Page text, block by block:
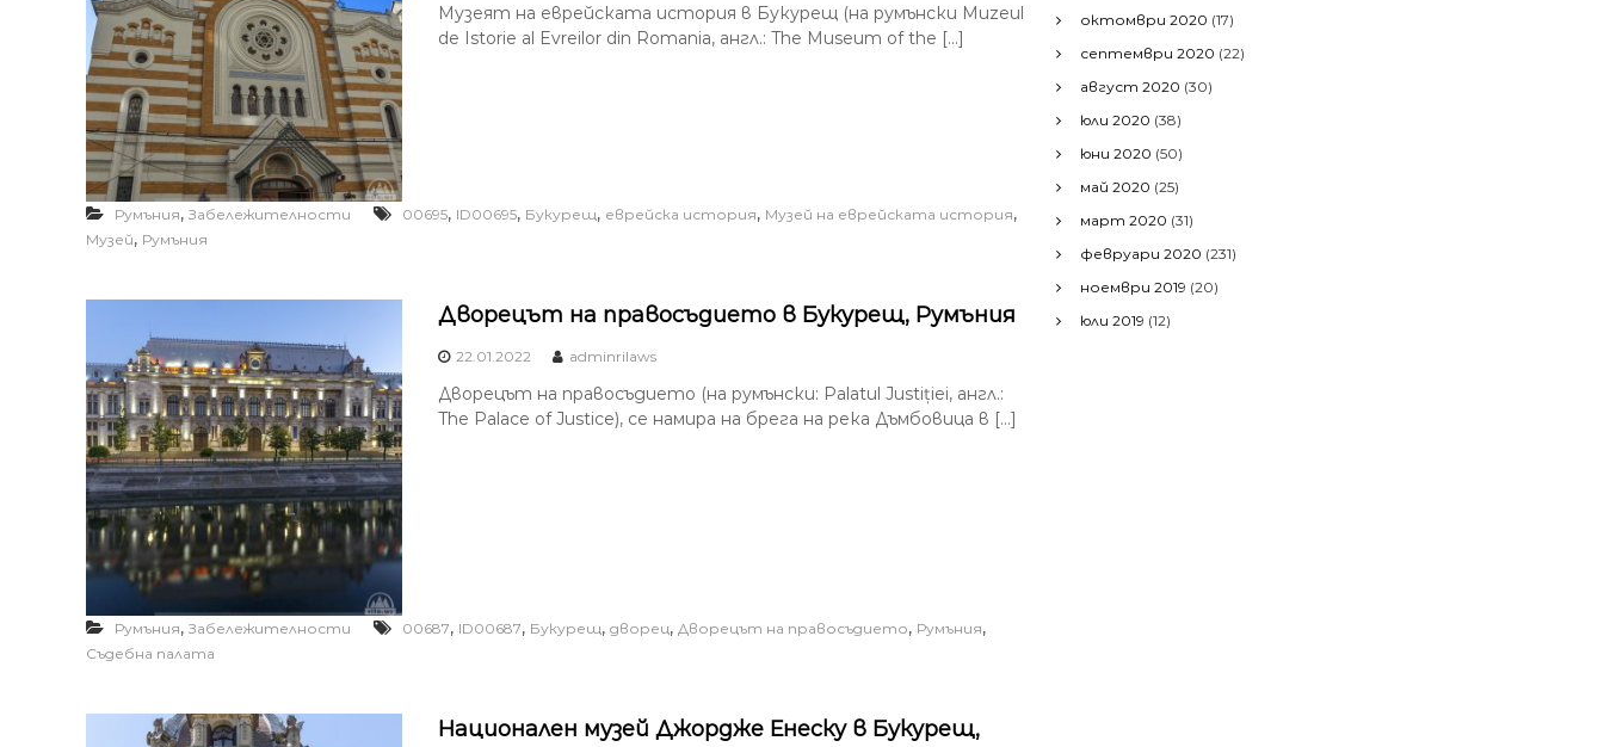
Музеят на еврейската история в Букурещ (на румънски Muzeul
de Istorie al Evreilor din Romania, англ.: The Museum of the […]
Румъния, Забележителности 00695, ID00695, Букурещ, еврейска история, Музей на еврейската история,
Музей, Румъния
Дворецът на правосъдието в Букурещ, Румъния
22.01.2022 adminrilaws
Дворецът на правосъдието (на румънски: Palatul Justiției, англ.:
The Palace of Justice), се намира на брега на река Дъмбовица в […]
Румъния, Забележителности 00687, ID00687, Букурещ, дворец, Дворецът на правосъдието, Румъния,
Съдебна палата
Национален музей Джордже Енеску в Букурещ,
октомври 2020 (17)
септември 2020 (22)
август 2020 (30)
юли 2020 (38)
юни 2020 (50)
май 2020 (25)
март 2020 (31)
февруари 2020 (231)
ноември 2019 (20)
юли 2019 (12)